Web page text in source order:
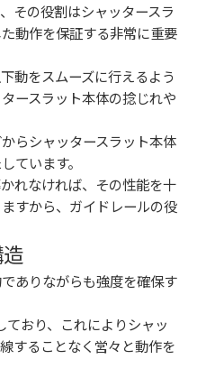
その役割はシャッタースラ
動作を保証する非常に重要
動をスムーズに行えるよう
ースラット本体の捻じれや
らシャッタースラット本体
ています。
れなければ、その性能を十
すから、ガイドレールの役
ありながらも強度を確保す
おり、これによりシャッ
することなく営々と動作を